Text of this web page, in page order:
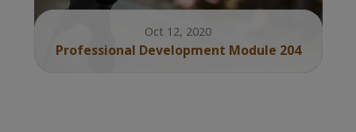
Oct 12, 2020
Professional Development Module 204